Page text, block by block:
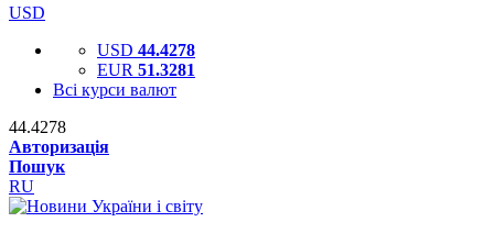
USD
USD 44.4278
EUR 51.3281
Всі курси валют
44.4278
Авторизація
Пошук
RU